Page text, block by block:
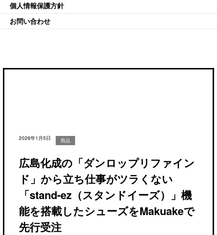
個人情報保護方針
お問い合わせ
2026年1月5日 商品
広島化成の「ダンロップリファイン
ド」から立ち仕事がツラくない
「stand-ez（スタンドイーズ）」機
能を搭載したシューズをMakuakeで
先行受注